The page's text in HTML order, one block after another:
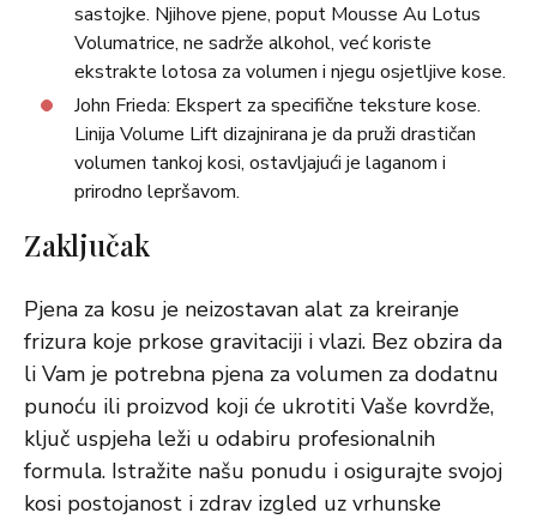
sastojke. Njihove pjene, poput Mousse Au Lotus
Volumatrice, ne sadrže alkohol, već koriste
ekstrakte lotosa za volumen i njegu osjetljive kose.
John Frieda: Ekspert za specifične teksture kose.
Linija Volume Lift dizajnirana je da pruži drastičan
volumen tankoj kosi, ostavljajući je laganom i
prirodno lepršavom.
Zaključak
Pjena za kosu je neizostavan alat za kreiranje
frizura koje prkose gravitaciji i vlazi. Bez obzira da
li Vam je potrebna pjena za volumen za dodatnu
punoću ili proizvod koji će ukrotiti Vaše kovrdže,
ključ uspjeha leži u odabiru profesionalnih
formula. Istražite našu ponudu i osigurajte svojoj
kosi postojanost i zdrav izgled uz vrhunske